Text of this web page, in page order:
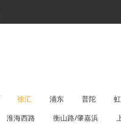
徐汇 浦东 普陀
淮海西路 衡山路/肇嘉浜